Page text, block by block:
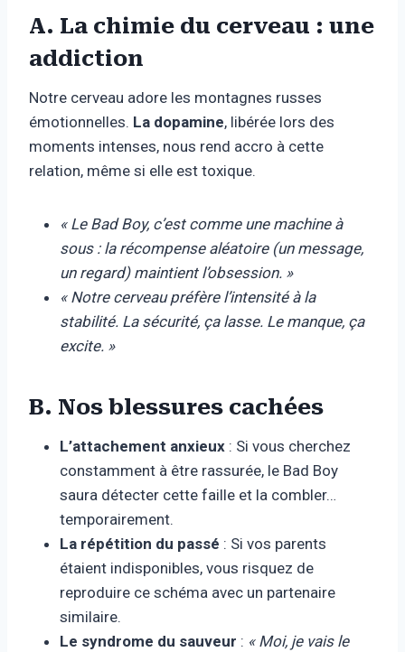
A. La chimie du cerveau : une
addiction
Notre cerveau adore les montagnes russes
émotionnelles. La dopamine, libérée lors des
moments intenses, nous rend accro à cette
relation, même si elle est toxique.
« Le Bad Boy, c’est comme une machine à
sous : la récompense aléatoire (un message,
un regard) maintient l’obsession. »
« Notre cerveau préfère l’intensité à la
stabilité. La sécurité, ça lasse. Le manque, ça
excite. »
B. Nos blessures cachées
L’attachement anxieux : Si vous cherchez
constamment à être rassurée, le Bad Boy
saura détecter cette faille et la combler…
temporairement.
La répétition du passé : Si vos parents
étaient indisponibles, vous risquez de
reproduire ce schéma avec un partenaire
similaire.
Le syndrome du sauveur : « Moi, je vais le